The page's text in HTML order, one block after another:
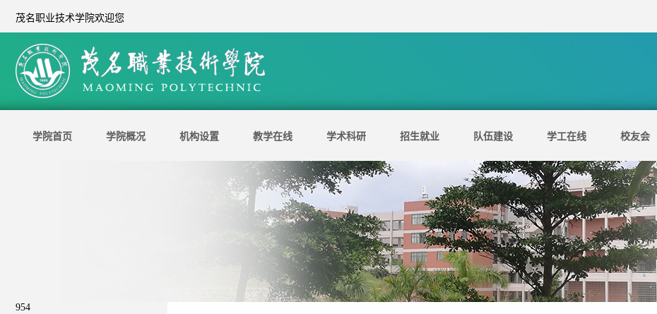
茂名职业技术学院欢迎您
学院首页 学院概况 机构设置 教学在线 学术科研 招生就业 队伍建设 学工在线 校友会
954